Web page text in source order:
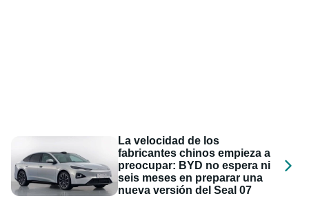
La velocidad de los
fabricantes chinos empieza a
preocupar: BYD no espera ni
seis meses en preparar una
nueva versión del Seal 07